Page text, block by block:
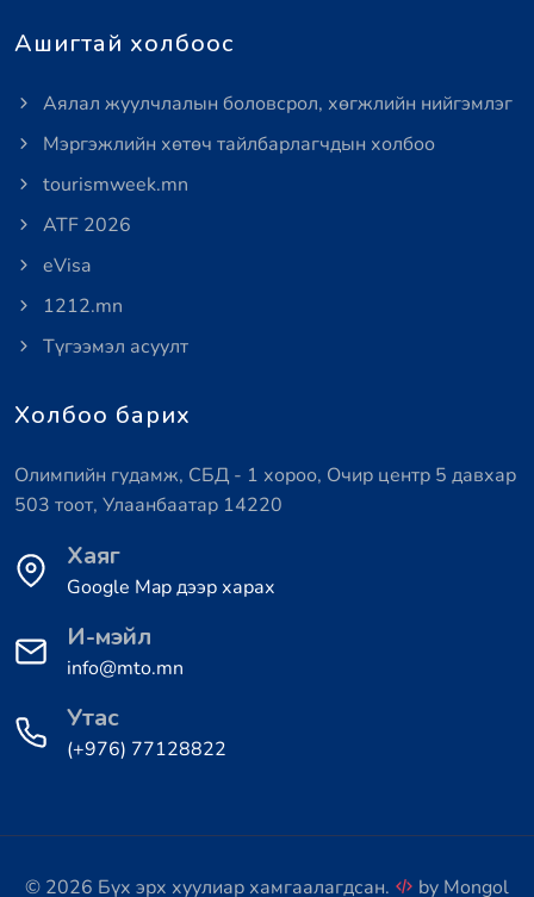
Ашигтай холбоос
Аялал жуулчлалын боловсрол, хөгжлийн нийгэмлэг
Мэргэжлийн хөтөч тайлбарлагчдын холбоо
tourismweek.mn
ATF 2026
eVisa
1212.mn
Түгээмэл асуулт
Холбоо барих
Олимпийн гудамж, СБД - 1 хороо, Очир центр 5 давхар
503 тоот, Улаанбаатар 14220
Хаяг
Google Map дээр харах
И-мэйл
info@mto.mn
Утас
(+976) 77128822
© 2026 Бүх эрх хуулиар хамгаалагдсан. by Mongol